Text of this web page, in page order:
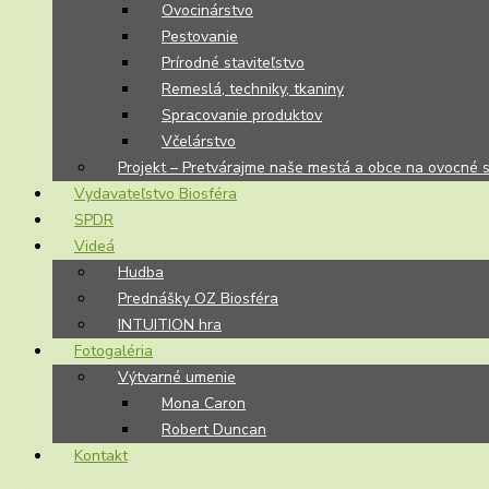
Ovocinárstvo
Pestovanie
Prírodné staviteľstvo
Remeslá, techniky, tkaniny
Spracovanie produktov
Včelárstvo
Projekt – Pretvárajme naše mestá a obce na ovocné
Vydavateľstvo Biosféra
SPDR
Videá
Hudba
Prednášky OZ Biosféra
INTUITION hra
Fotogaléria
Výtvarné umenie
Mona Caron
Robert Duncan
Kontakt